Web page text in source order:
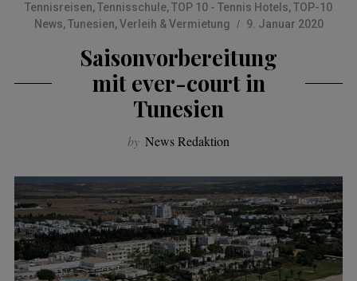
Tennisreisen,Tennisschule,TOP 10 - Tennis Hotels,TOP-10
News,Tunesien,Verleih & Vermietung 9. Januar 2020
Saisonvorbereitung
mit ever-court in
Tunesien
by News Redaktion